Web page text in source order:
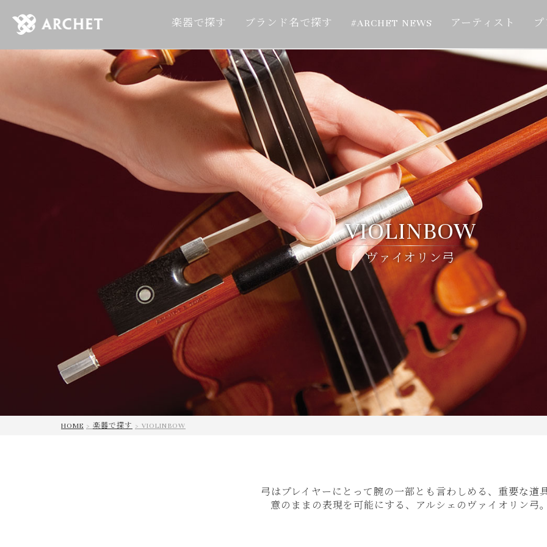
楽器で探す ブランド名で探す #ARCHET NEWS アーティスト
VIOLINBOW
ヴァイオリン弓
HOME 楽器で探す VIOLINBOW
弓はプレイヤーにとって腕の一部とも言わしめる、重要な道
意のままの表現を可能にする、アルシェのヴァイオリン弓